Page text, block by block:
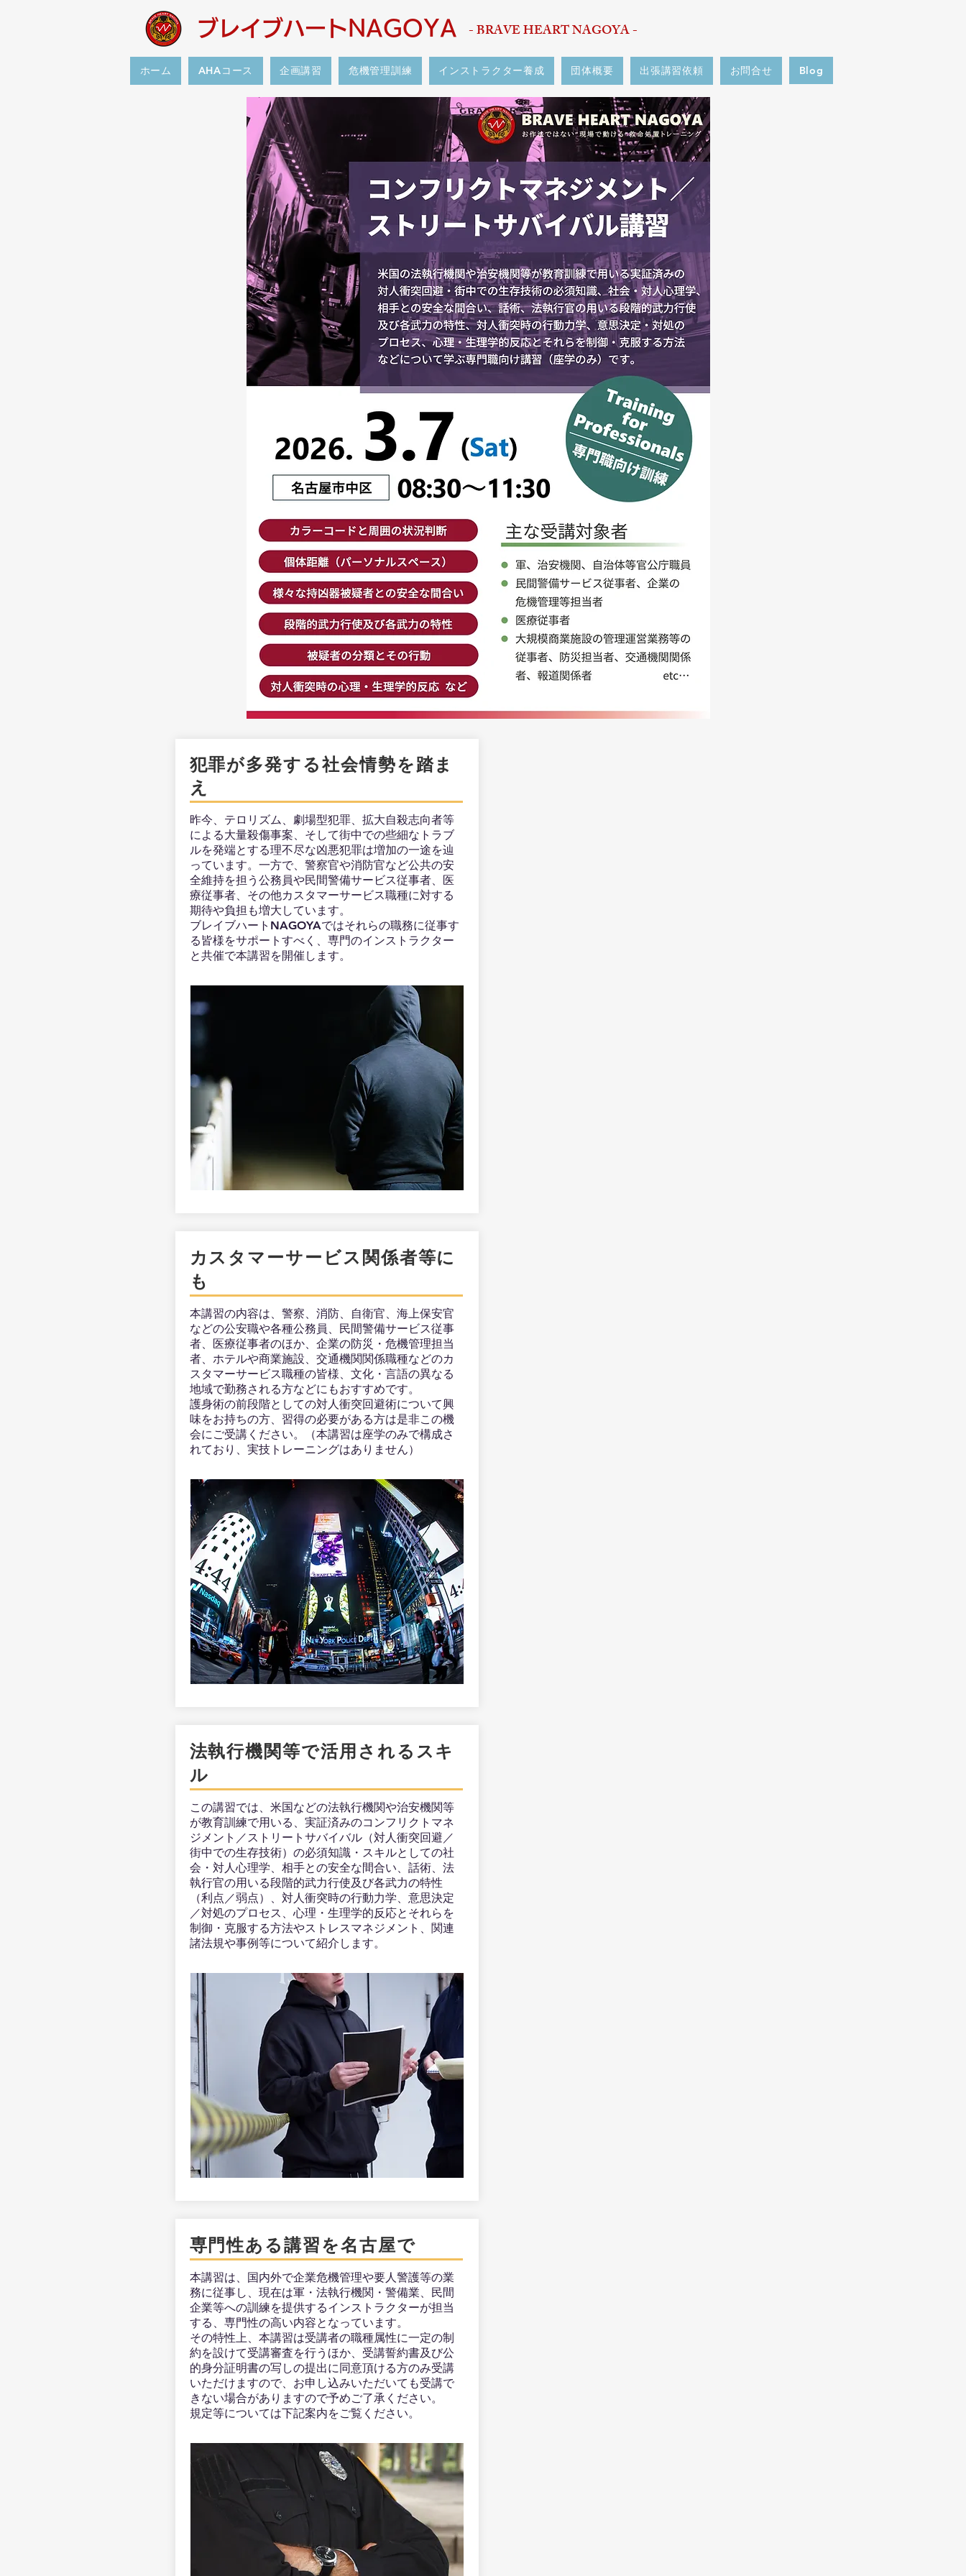
ブレイブハートNAGOYA - BRAVE HEART NAGOYA -
ホーム AHAコース 企画講習 危機管理訓練 インストラクター養成 団体概要 出張講習依頼 お問合せ Blog
​犯罪が多発する社会情勢を踏ま
え
昨今、テロリズム、劇場型犯罪、拡大自殺志向者等
による大量殺傷事案、そして街中での些細なトラブ
ルを発端とする理不尽な凶悪犯罪は増加の一途を辿
っています。一方で、警察官や消防官など公共の安
全維持を担う公務員や民間警備サービス従事者、医
療従事者、その他カスタマーサービス職種に対する
期待や負担も増大しています。
ブレイブハートNAGOYAではそれらの職務に従事す
る皆様をサポートすべく、専門のインストラクター
と共催で本講習を開催します。
​カスタマーサービス関係者等に
も
本講習の内容は、警察、消防、自衛官、海上保安官
などの公安職や各種公務員、民間警備サービス従事
者、医療従事者のほか、企業の防災・危機管理担当
者、ホテルや商業施設、交通機関関係職種などのカ
スタマーサービス職種の皆様、文化・言語の異なる
地域で勤務される方などにもおすすめです。
護身術の前段階としての対人衝突回避術について興
味をお持ちの方、習得の必要がある方は是非この機
会にご受講ください。（本講習は座学のみで構成さ
れており、実技トレーニングはありません）
​法執行機関等で活用されるスキ
ル
この講習では、米国などの法執行機関や治安機関等
が教育訓練で用いる、実証済みのコンフリクトマネ
ジメント／ストリートサバイバル（対人衝突回避／
街中での生存技術）の必須知識・スキルとしての社
会・対人心理学、相手との安全な間合い、話術、法
執行官の用いる段階的武力行使及び各武力の特性
（利点／弱点）、対人衝突時の行動力学、意思決定
／対処のプロセス、心理・生理学的反応とそれらを
制御・克服する方法やストレスマネジメント、関連
諸法規や事例等について紹介します。
​専門性ある講習を名古屋で
本講習は、国内外で企業危機管理や要人警護等の業
務に従事し、現在は軍・法執行機関・警備業、民間
企業等への訓練を提供するインストラクターが担当
する、専門性の高い内容となっています。
その特性上、本講習は受講者の職種属性に一定の制
約を設けて受講審査を行うほか、受講誓約書及び公
的身分証明書の写しの提出に同意頂ける方のみ受講
いただけますので、お申し込みいただいても受講で
きない場合がありますので予めご了承ください。
規定等については下記案内をご覧ください。